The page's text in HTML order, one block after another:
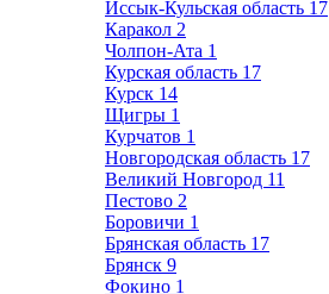
Иссык-Кульская область 17
Каракол 2
Чолпон-Ата 1
Курская область 17
Курск 14
Щигры 1
Курчатов 1
Новгородская область 17
Великий Новгород 11
Пестово 2
Боровичи 1
Брянская область 17
Брянск 9
Фокино 1